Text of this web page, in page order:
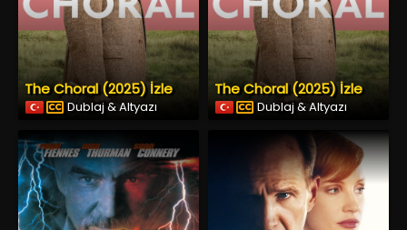
The Choral (2025) İzle
Dublaj & Altyazı
The Choral (2025) İzle
Dublaj & Altyazı